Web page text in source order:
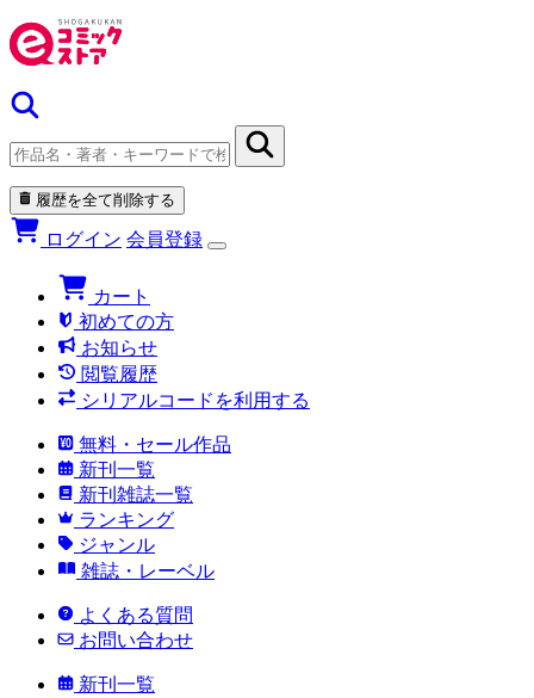
履歴を全て削除する
ログイン 会員登録
カート
初めての方
お知らせ
閲覧履歴
シリアルコードを利用する
無料・セール作品
新刊一覧
新刊雑誌一覧
ランキング
ジャンル
雑誌・レーベル
よくある質問
お問い合わせ
新刊一覧